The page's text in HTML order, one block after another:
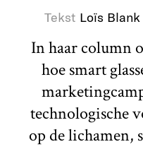
Tekst Loïs Blank
In haar column
hoe smart
technologische
op de lichamen,